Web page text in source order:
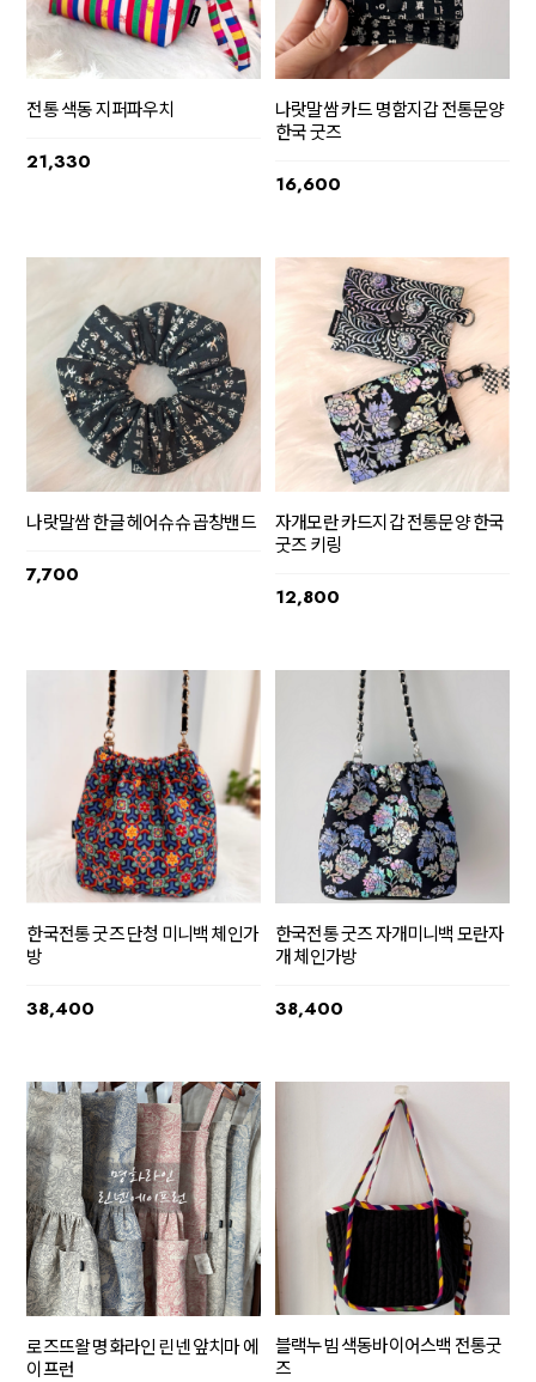
전통 색동 지퍼파우치
21,330
나랏말쌈 카드 명함지갑 전통문양
한국 굿즈
16,600
나랏말쌈 한글 헤어슈슈 곱창밴드
7,700
자개모란 카드지갑 전통문양 한국
굿즈 키링
12,800
한국전통 굿즈 단청 미니백 체인가
방
38,400
한국전통 굿즈 자개미니백 모란자
개 체인가방
38,400
로즈뜨왈 명화라인 린넨 앞치마 에
이프런
블랙누빔 색동바이어스백 전통굿
즈